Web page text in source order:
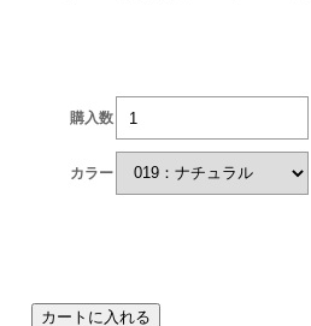
購入数
カラー